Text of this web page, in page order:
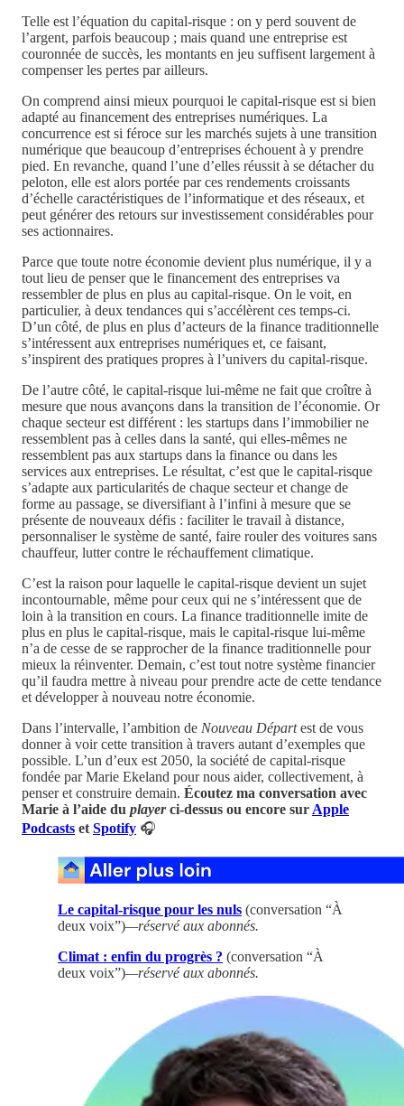
Telle est l’équation du capital-risque : on y perd souvent de
l’argent, parfois beaucoup ; mais quand une entreprise est
couronnée de succès, les montants en jeu suffisent largement à
compenser les pertes par ailleurs.
On comprend ainsi mieux pourquoi le capital-risque est si bien
adapté au financement des entreprises numériques. La
concurrence est si féroce sur les marchés sujets à une transition
numérique que beaucoup d’entreprises échouent à y prendre
pied. En revanche, quand l’une d’elles réussit à se détacher du
peloton, elle est alors portée par ces rendements croissants
d’échelle caractéristiques de l’informatique et des réseaux, et
peut générer des retours sur investissement considérables pour
ses actionnaires.
Parce que toute notre économie devient plus numérique, il y a
tout lieu de penser que le financement des entreprises va
ressembler de plus en plus au capital-risque. On le voit, en
particulier, à deux tendances qui s’accélèrent ces temps-ci.
D’un côté, de plus en plus d’acteurs de la finance traditionnelle
s’intéressent aux entreprises numériques et, ce faisant,
s’inspirent des pratiques propres à l’univers du capital-risque.
De l’autre côté, le capital-risque lui-même ne fait que croître à
mesure que nous avançons dans la transition de l’économie. Or
chaque secteur est différent : les startups dans l’immobilier ne
ressemblent pas à celles dans la santé, qui elles-mêmes ne
ressemblent pas aux startups dans la finance ou dans les
services aux entreprises. Le résultat, c’est que le capital-risque
s’adapte aux particularités de chaque secteur et change de
forme au passage, se diversifiant à l’infini à mesure que se
présente de nouveaux défis : faciliter le travail à distance,
personnaliser le système de santé, faire rouler des voitures sans
chauffeur, lutter contre le réchauffement climatique.
C’est la raison pour laquelle le capital-risque devient un sujet
incontournable, même pour ceux qui ne s’intéressent que de
loin à la transition en cours. La finance traditionnelle imite de
plus en plus le capital-risque, mais le capital-risque lui-même
n’a de cesse de se rapprocher de la finance traditionnelle pour
mieux la réinventer. Demain, c’est tout notre système financier
qu’il faudra mettre à niveau pour prendre acte de cette tendance
et développer à nouveau notre économie.
Dans l’intervalle, l’ambition de Nouveau Départest de vous
donner à voir cette transition à travers autant d’exemples que
possible. L’un d’eux est 2050, la société de capital-risque
fondée par Marie Ekeland pour nous aider, collectivement, à
penser et construire demain. Écoutez ma conversation avec
Marie à l’aide du playerci-dessus ou encore sur Apple
Podcasts et Spotify 🎧
Le capital-risque pour les nuls (conversation “À
deux voix”)—réservé aux abonnés.
Climat : enfin du progrès ? (conversation “À
deux voix”)—réservé aux abonnés.